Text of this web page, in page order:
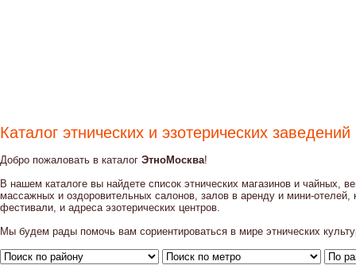
Каталог этнических и эзотерических
Добро пожаловать в каталог ЭтноМосква!
В нашем каталоге вы найдете список этнических магазинов и чайных,
массажных и оздоровительных салонов, залов в аренду и мини-отелей,
фестивали, и адреса эзотерических центров.
Мы будем рады помочь вам сориентироваться в мире этнических